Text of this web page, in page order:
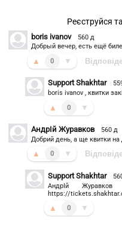
Реєструйся
boris ivanov
560 д
Добрый вечер, есть ещё
▲ 0 ▼
Support Shakhtar
boris ivanov , квитки
▲ 0 ▼
АндрIй Журавков
560 д
Добрий день, а ще квитки
▲ 0 ▼
Support Shakhtar
АндрIй Журавков
https://
▲ 0 ▼